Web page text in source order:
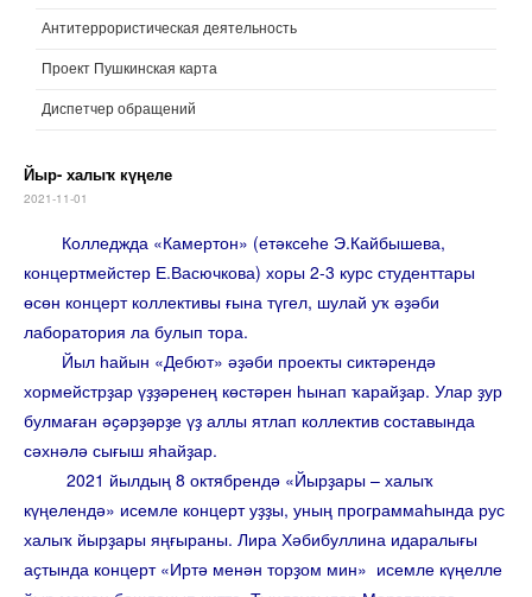
Антитеррористическая деятельность
Проект Пушкинская карта
Диспетчер обращений
Йыр- халыҡ күңеле
2021-11-01
Колледжда «Камертон» (етәксеһе Э.Кайбышева,
концертмейстер Е.Васючкова) хоры 2-3 курс студенттары
өсөн концерт коллективы ғына түгел, шулай уҡ әҙәби
лаборатория ла булып тора.
Йыл һайын «Дебют» әҙәби проекты сиктәрендә
хормейстрҙар үҙҙәренең көстәрен һынап ҡарайҙар. Улар ҙур
булмаған әҫәрҙәрҙе үҙ аллы ятлап коллектив составында
сәхнәлә сығыш яһайҙар.
2021 йылдың 8 октябрендә «Йырҙары – халыҡ
күңелендә» исемле концерт уҙҙы, уның программаһында рус
халыҡ йырҙары яңғыраны. Лира Хәбибуллина идаралығы
аҫтында концерт «Иртә менән торҙом мин» исемле күңелле